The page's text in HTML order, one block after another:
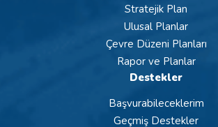
Stratejik Plan
Ulusal Planlar
Çevre Düzeni Planları
Rapor ve Planlar
Destekler
Başvurabileceklerim
Geçmiş Destekler